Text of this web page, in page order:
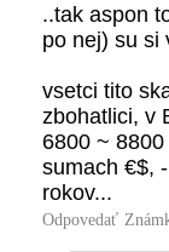
..tak aspon
po nej) su si
vsetci tito
zbohatlici, v
6800 ~
sumach €$,
rokov...
Odpovedať